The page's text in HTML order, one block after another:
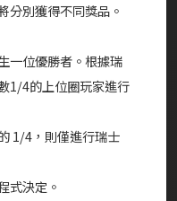
分別獲得不同獎品。
一位優勝者。根據瑞
1/4的上位圈玩家進行
1/4，則僅進行瑞士
式決定。